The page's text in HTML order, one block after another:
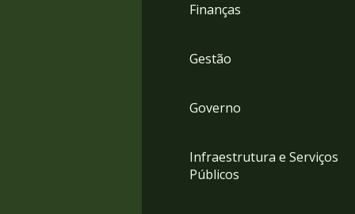
Finanças
Gestão
Governo
Infraestrutura e Serviços
Públicos